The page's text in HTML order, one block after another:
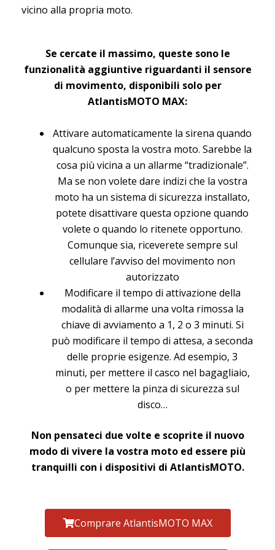
vicino alla propria moto.
Se cercate il massimo, queste sono le
funzionalità aggiuntive riguardanti il sensore
di movimento, disponibili solo per
AtlantisMOTO MAX:
Attivare automaticamente la sirena quando
qualcuno sposta la vostra moto. Sarebbe la
cosa più vicina a un allarme “tradizionale”.
Ma se non volete dare indizi che la vostra
moto ha un sistema di sicurezza installato,
potete disattivare questa opzione quando
volete o quando lo ritenete opportuno.
Comunque sia, riceverete sempre sul
cellulare l’avviso del movimento non
autorizzato
Modificare il tempo di attivazione della
modalità di allarme una volta rimossa la
chiave di avviamento a 1, 2 o 3 minuti. Si
può modificare il tempo di attesa, a seconda
delle proprie esigenze. Ad esempio, 3
minuti, per mettere il casco nel bagagliaio,
o per mettere la pinza di sicurezza sul
disco…
Non pensateci due volte e scoprite il nuovo
modo di vivere la vostra moto ed essere più
tranquilli con i dispositivi di AtlantisMOTO.
Comprare AtlantisMOTO MAX